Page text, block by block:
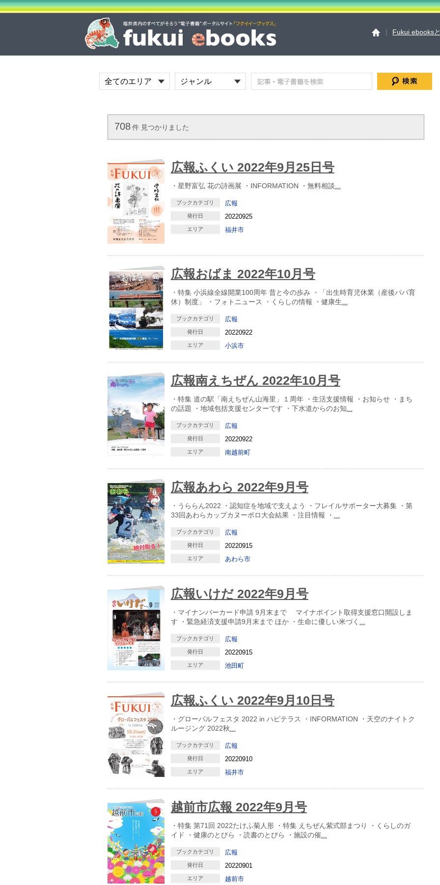
Fukui ebooks
Fukui ebooksとは
サイトマップ
708 件 見つかりました
広報ふくい 2022年9月25日号
・星野富弘 花の詩画展 ・INFORMATION ・無料相談
ブックカテゴリ 広報
発行日 20220925
エリア 福井市
広報おばま 2022年10月号
・特集 小浜線全線開業100周年 昔と今の歩み ・「出生時育児休業（産後パパ育
休）制度」 ・フォトニュース ・くらしの情報 ・健康生
ブックカテゴリ 広報
発行日 20220922
エリア 小浜市
広報南えちぜん 2022年10月号
・特集 道の駅「南えちぜん山海里」１周年 ・生活支援情報 ・お知らせ ・まち
の話題 ・地域包括支援センターです ・下水道からのお知
ブックカテゴリ 広報
発行日 20220922
エリア 南越前町
広報あわら 2022年9月号
・うららん2022 ・認知症を地域で支えよう ・フレイルサポーター大募集 ・第
33回あわらカップカヌーポロ大会結果 ・注目情報 ・
ブックカテゴリ 広報
発行日 20220915
エリア あわら市
広報いけだ 2022年9月号
・マイナンバーカード申請 9月末まで マイナポイント取得支援窓口開設しま
す ・緊急経済支援申請9月末まで ほか ・生命に優しい米づく
ブックカテゴリ 広報
発行日 20220915
エリア 池田町
広報ふくい 2022年9月10日号
・グローバルフェスタ 2022 in ハピテラス ・INFORMATION ・天空のナイトク
ルージング 2022秋
ブックカテゴリ 広報
発行日 20220910
エリア 福井市
越前市広報 2022年9月号
・特集 第71回 2022たけふ菊人形 ・特集 えちぜん紫式部まつり ・くらしのガ
イド ・健康のとびら ・読書のとびら ・施設の催
ブックカテゴリ 広報
発行日 20220901
エリア 越前市